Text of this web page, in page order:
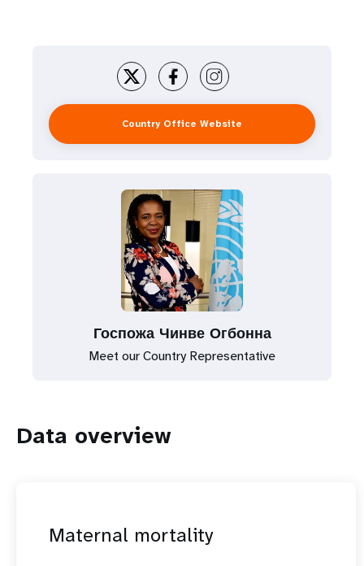
Country Office Website
Госпожа Чинве Огбонна
Meet our Country Representative
Data overview
Maternal mortality